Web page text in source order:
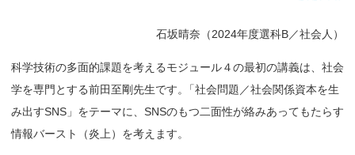
石坂晴奈（2024年度選科B／社会人）
科学技術の多面的課題を考えるモジュール４の最初の講義は、社会
学を専門とする前田至剛先生です。
「社会問題／社会関係資本を生
み出すSNS」をテーマに、SNSのもつ二面性が絡みあってもたらす
情報バースト（炎上）を考えます。